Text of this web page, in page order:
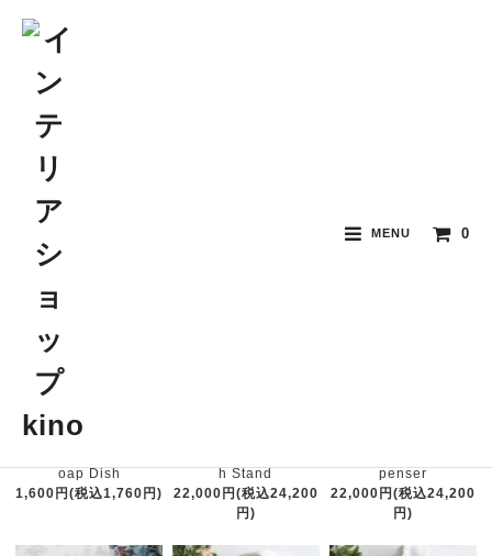
MENU 0
oap Dish
1,600円(税込1,760円)
h Stand
22,000円(税込24,200
円)
penser
22,000円(税込24,200
円)